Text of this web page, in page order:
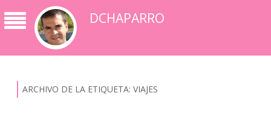
DCHAPARRO
ARCHIVO DE LA ETIQUETA: VIAJES